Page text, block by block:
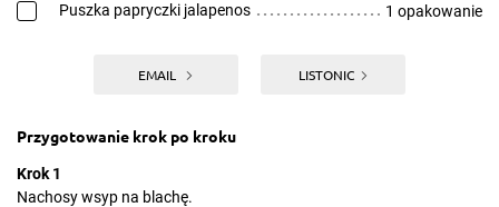
Puszka papryczki jalapenos 1 opakowanie
EMAIL LISTONIC
Przygotowanie krok po kroku
Krok 1
Nachosy wsyp na blachę.